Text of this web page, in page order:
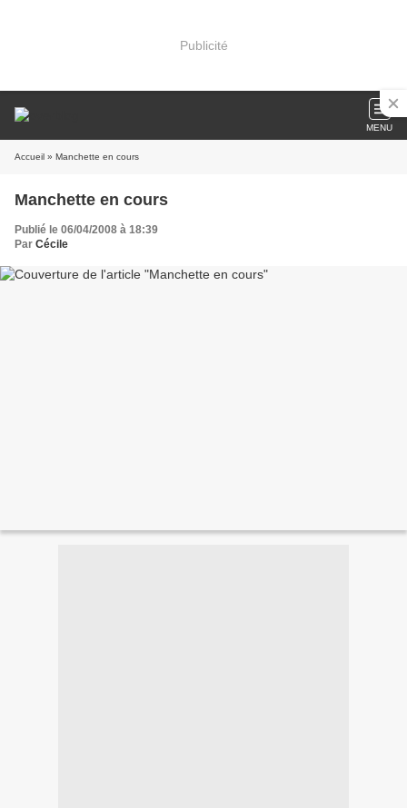
Publicité
MENU
Accueil » Manchette en cours
Manchette en cours
Publié le 06/04/2008 à 18:39
Par Cécile